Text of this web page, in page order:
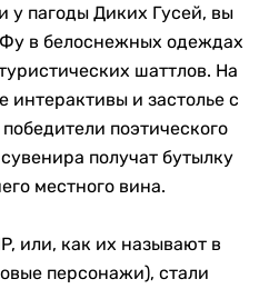
у пагоды Диких Гусей, вы
в белоснежных одеждах
шаттлов. На
интерактивы и застолье с
поэтического
получат бутылку
местного вина.
или, как их называют в
персонажи), стали